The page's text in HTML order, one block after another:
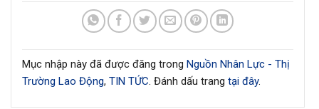
Mục nhập này đã được đăng trong Nguồn Nhân Lực - Thị
Trường Lao Động, TIN TỨC. Đánh dấu trang tại đây.